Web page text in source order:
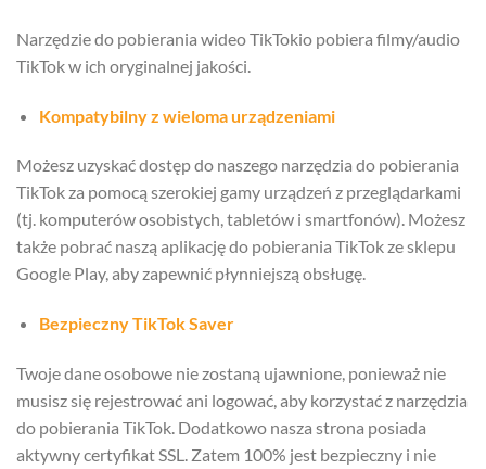
Narzędzie do pobierania wideo TikTokio pobiera filmy/audio
TikTok w ich oryginalnej jakości.
Kompatybilny z wieloma urządzeniami
Możesz uzyskać dostęp do naszego narzędzia do pobierania
TikTok za pomocą szerokiej gamy urządzeń z przeglądarkami
(tj. komputerów osobistych, tabletów i smartfonów). Możesz
także pobrać naszą aplikację do pobierania TikTok ze sklepu
Google Play, aby zapewnić płynniejszą obsługę.
Bezpieczny TikTok Saver
Twoje dane osobowe nie zostaną ujawnione, ponieważ nie
musisz się rejestrować ani logować, aby korzystać z narzędzia
do pobierania TikTok. Dodatkowo nasza strona posiada
aktywny certyfikat SSL. Zatem 100% jest bezpieczny i nie